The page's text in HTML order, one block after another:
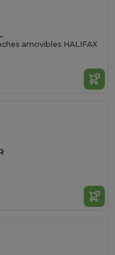
amovibles HALIFAX